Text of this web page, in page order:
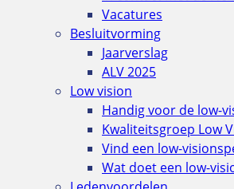
Vacatures
Besluitvorming
Jaarverslag
ALV 2025
Low vision
Handig voor de low-
Kwaliteitsgroep Low
Vind een low-
Wat doet een low-